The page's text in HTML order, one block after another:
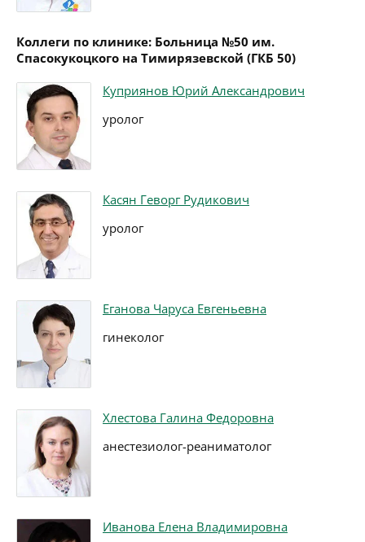
Коллеги по клинике: Больница №50 им.
Спасокукоцкого на Тимирязевской (ГКБ 50)
Куприянов Юрий Александрович
уролог
Касян Геворг Рудикович
уролог
Еганова Чаруса Евгеньевна
гинеколог
Хлестова Галина Федоровна
анестезиолог-реаниматолог
Иванова Елена Владимировна